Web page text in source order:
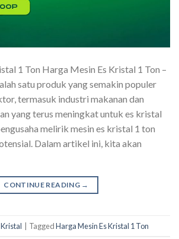
1 Ton Harga Mesin Es Kristal 1 Ton –
satu produk yang semakin populer
termasuk industri makanan dan
yang terus meningkat untuk es kristal
melirik mesin es kristal 1 ton
Dalam artikel ini, kita akan
CONTINUE READING →
| TaggedHarga Mesin Es Kristal 1 Ton